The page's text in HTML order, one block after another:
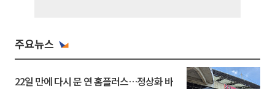
주요뉴스
22일 만에 다시 문 연 홈플러스…정상화 바